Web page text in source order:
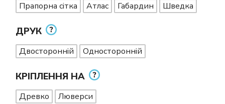
Прапорна сітка Атлас Габардин Шведка
ДРУК
Двосторонній Односторонній
КРІПЛЕННЯ НА
Древко Люверси